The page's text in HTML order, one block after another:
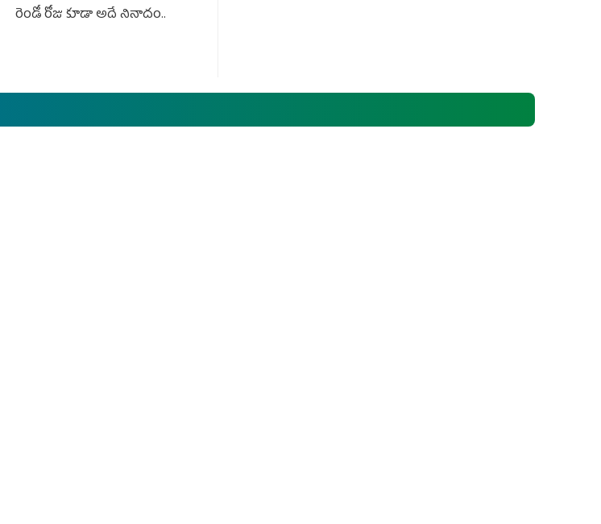
రెండో రోజు కూడా అదే నినాదం..